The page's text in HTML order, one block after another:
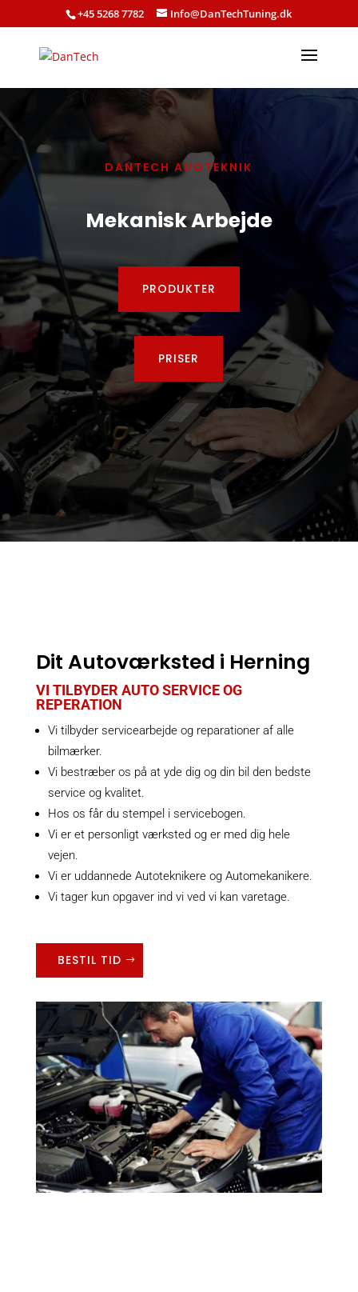
+45 5268 7782 Info@DanTechTuning.dk
DANTECH AUOTEKNIK
Mekanisk Arbejde
PRODUKTER
PRISER
Dit Autoværksted i Herning
VI TILBYDER AUTO SERVICE OG
REPERATION
Vi tilbyder servicearbejde og reparationer af alle
bilmærker.
Vi bestræber os på at yde dig og din bil den bedste
service og kvalitet.
Hos os får du stempel i servicebogen.
Vi er et personligt værksted og er med dig hele
vejen.
Vi er uddannede Autoteknikere og Automekanikere.
Vi tager kun opgaver ind vi ved vi kan varetage.
BESTIL TID